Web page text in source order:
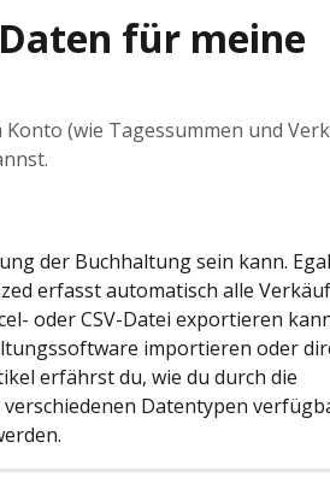
für meine
Konto (wie Tagessummen und
der Buchhaltung sein kann.
erfasst automatisch alle
oder CSV-Datei exportieren
importieren oder
erfährst du, wie du durch die
Datentypen